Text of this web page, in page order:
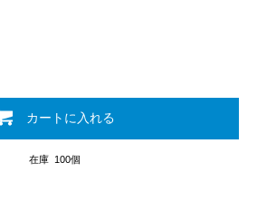
カートに入れる
在庫 100個